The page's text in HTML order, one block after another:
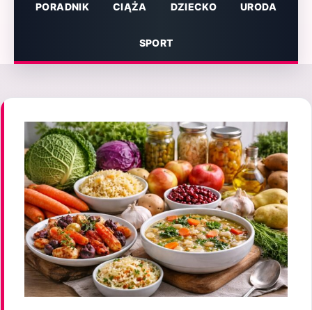
PORADNIK CIĄŻA DZIECKO URODA
SPORT